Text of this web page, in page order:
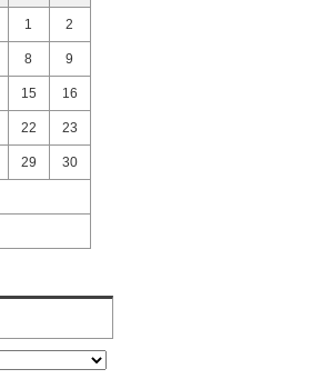
1 2
8 9
15 16
22 23
29 30